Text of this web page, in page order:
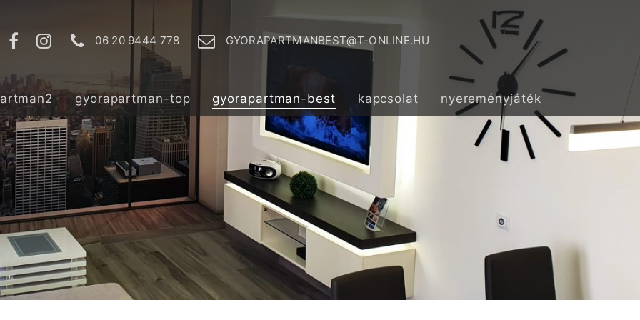
06 20 9444 778 GYORAPARTMANBEST@T-ONLINE.HU
gyorapartman-top gyorapartman-best kapcsolat nyereményjáték